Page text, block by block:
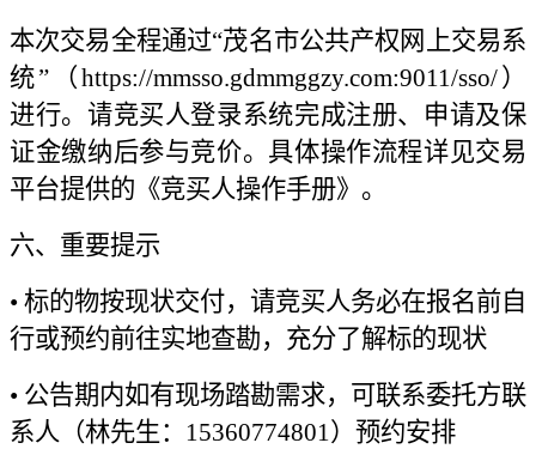
本次交易全程通过“茂名市公共产权网上交易系
统”（https://mmsso.gdmmggzy.com:9011/sso/）
进行。请竞买人登录系统完成注册、申请及保
证金缴纳后参与竞价。具体操作流程详见交易
平台提供的《竞买人操作手册》。
六、重要提示
• 标的物按现状交付，请竞买人务必在报名前自
行或预约前往实地查勘，充分了解标的现状
• 公告期内如有现场踏勘需求，可联系委托方联
系人（林先生：15360774801）预约安排